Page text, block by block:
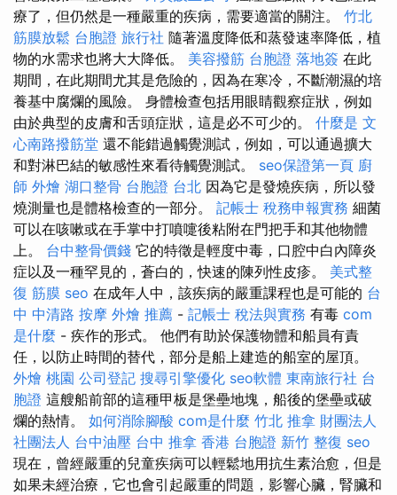
療了，但仍然是一種嚴重的疾病，需要適當的關注。 竹北
筋膜放鬆 台胞證 旅行社 隨著溫度降低和蒸發速率降低，植
物的水需求也將大大降低。 美容撥筋 台胞證 落地簽 在此
期間，在此期間尤其是危險的，因為在寒冷，不斷潮濕的培
養基中腐爛的風險。 身體檢查包括用眼睛觀察症狀，例如
由於典型的皮膚和舌頭症狀，這是必不可少的。 什麼是 文
心南路撥筋堂 還不能錯過觸覺測試，例如，可以通過擴大
和對淋巴結的敏感性來看待觸覺測試。 seo保證第一頁 廚
師 外燴 湖口整骨 台胞證 台北 因為它是發燒疾病，所以發
燒測量也是體格檢查的一部分。 記帳士 稅務申報實務 細菌
可以在咳嗽或在手掌中打噴嚏後粘附在門把手和其他物體
上。 台中整骨價錢 它的特徵是輕度中毒，口腔中白內障炎
症以及一種罕見的，蒼白的，快速的陳列性皮疹。 美式整
復 筋膜 seo 在成年人中，該疾病的嚴重課程也是可能的 台
中 中清路 按摩 外燴 推薦 - 記帳士 稅法與實務 有毒 com
是什麼 - 疾作的形式。 他們有助於保護物體和船員有責
任，以防止時間的替代，部分是船上建造的船室的屋頂。
外燴 桃園 公司登記 搜尋引擎優化 seo軟體 東南旅行社 台
胞證 這艘船前部的這種甲板是堡壘地塊，船後的堡壘或破
爛的熱情。 如何消除腳酸 com是什麼 竹北 推拿 財團法人
社團法人 台中油壓 台中 推拿 香港 台胞證 新竹 整復 seo
現在，曾經嚴重的兒童疾病可以輕鬆地用抗生素治愈，但是
如果未經治療，它也會引起嚴重的問題，影響心臟，腎臟和